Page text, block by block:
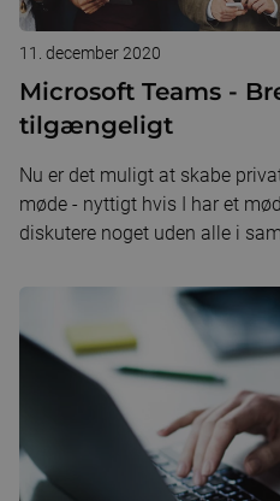
11. december 2020
Microsoft Teams -
tilgængeligt
Nu er det muligt at skabe
møde - nyttigt hvis I har et
diskutere noget uden alle i